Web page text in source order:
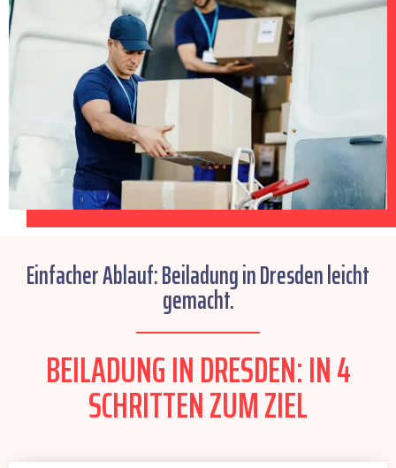
Einfacher Ablauf: Beiladung in Dresden leicht
gemacht.
BEILADUNG IN DRESDEN: IN 4
SCHRITTEN ZUM ZIEL